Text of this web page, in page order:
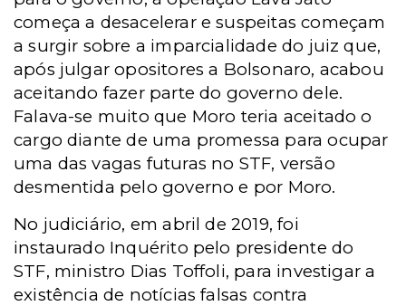
começa a desacelerar e suspeitas começam
a surgir sobre a imparcialidade do juiz que,
após julgar opositores a Bolsonaro, acabou
aceitando fazer parte do governo dele.
Falava-se muito que Moro teria aceitado o
cargo diante de uma promessa para ocupar
uma das vagas futuras no STF, versão
desmentida pelo governo e por Moro.
No judiciário, em abril de 2019, foi
instaurado Inquérito pelo presidente do
STF, ministro Dias Toffoli, para investigar a
existência de notícias falsas contra